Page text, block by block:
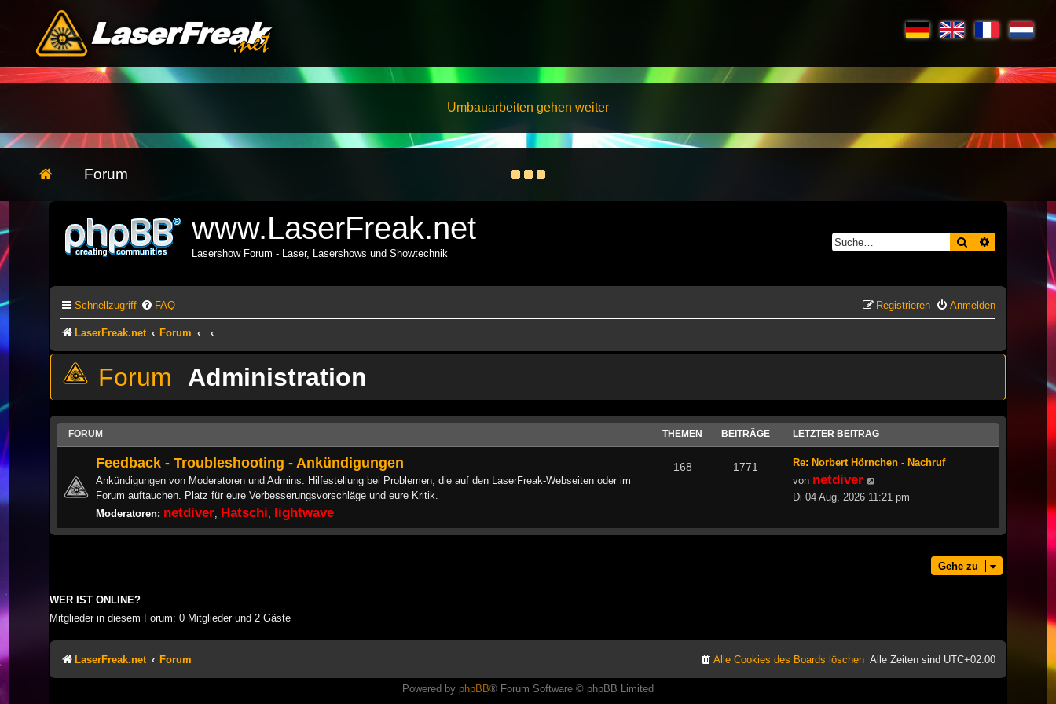
Umbauarbeiten gehen weiter
Forum
www.LaserFreak.net
Lasershow Forum - Laser, Lasershows und Showtechnik
Suche Erweiterte
Schnellzugriff FAQ Anmelden
Registrieren
LaserFreak.net Forum
Administration
FORUM THEMEN BEITRÄGE LETZTER BEITRAG
Feedback - Troubleshooting - Ankündigungen
Ankündigungen von Moderatoren und Admins. Hilfestellung bei Problemen, die auf den LaserFreak-Webseiten oder im
Forum auftauchen. Platz für eure Verbesserungsvorschläge und eure Kritik.
Moderatoren: netdiver Hatschi lightwave
168 1771
Re: Norbert Hörnchen - Nachruf
von netdiver
Beitrag
Di 04 Aug, 2026 11:21 pm
Gehe zu
WER IST ONLINE?
Mitglieder in diesem Forum: 0 Mitglieder und 2 Gäste
LaserFreak.net Forum Alle Zeiten sind UTC+02:00
Alle Cookies des Boards löschen
Powered by phpBB® Forum Software © phpBB Limited